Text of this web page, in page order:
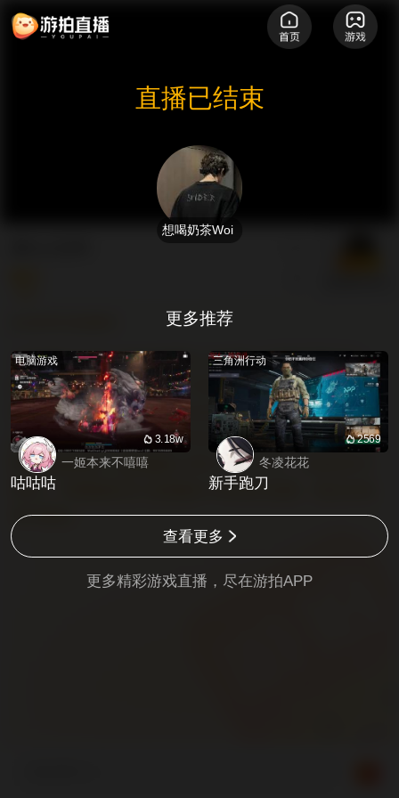
【直播间公告】游拍直播禁止未成年人充值打赏行为。
请注意文明用语，严禁私下转账、代充行为。直播内容
和评论严禁包含政治、低俗色情、吸烟酗酒等内容。请
注意保护自己的财产和帐号安全，不要轻信各类送号借
号等交易信息，此类服务为用户个人行为，与游拍官方
无关。【危险提示】此直播仅为游戏内直播，请勿在现
实中模仿。
直播已结束
想喝奶茶Woi
更多推荐
3.18w
电脑游戏
一姬本来不嘻嘻
咕咕咕
2569
三角洲行动
冬凌花花
新手跑刀
查看更多
更多精彩游戏直播，尽在游拍APP